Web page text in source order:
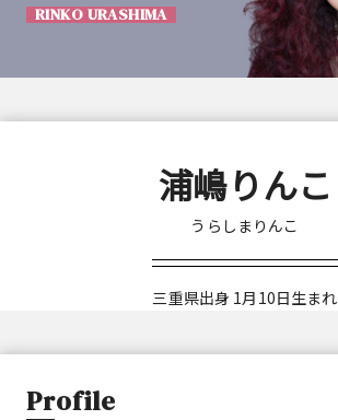
RINKO URASHIMA
浦嶋りんこ
うらしまりんこ
三重県出身 1月10日生まれ
Profile